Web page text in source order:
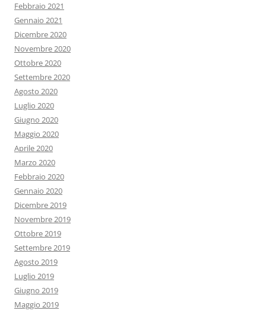
Febbraio 2021
Gennaio 2021
Dicembre 2020
Novembre 2020
Ottobre 2020
Settembre 2020
Agosto 2020
Luglio 2020
Giugno 2020
Maggio 2020
Aprile 2020
Marzo 2020
Febbraio 2020
Gennaio 2020
Dicembre 2019
Novembre 2019
Ottobre 2019
Settembre 2019
Agosto 2019
Luglio 2019
Giugno 2019
Maggio 2019